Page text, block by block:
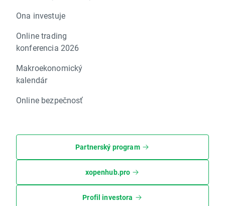
Ona investuje
Online trading
konferencia 2026
Makroekonomický
kalendár
Online bezpečnosť
Partnerský program
xopenhub.pro
Profil investora